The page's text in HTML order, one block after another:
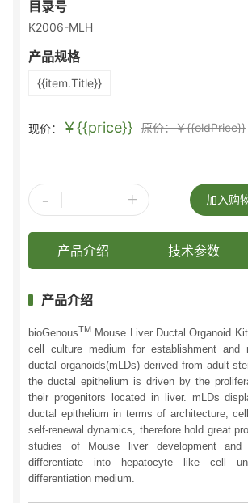
目录号
K2006-MLH
产品规格
{{item.Title}}
现价： ￥{{price}}
原价：￥{{oldPrice}}
- + 加入购
产品介绍 技术参数
产品介绍
bioGenousTMMouse Liver Ductal Organoid
cell culture medium for establishment and
ductal organoids(mLDs) derived from adult
the ductal epithelium is driven by the
their progenitors located in liver. mLDs
ductal epithelium in terms of architecture,
self-renewal dynamics, therefore hold great
studies of Mouse liver development and
differentiate into hepatocyte like cell
differentiation medium.